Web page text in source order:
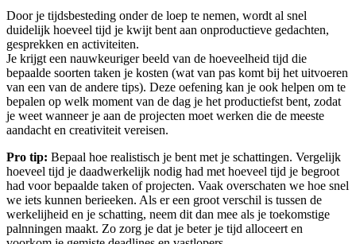
Door je tijdsbesteding onder de loep te nemen, wordt al snel
duidelijk hoeveel tijd je kwijt bent aan onproductieve gedachten,
gesprekken en activiteiten.
Je krijgt een nauwkeuriger beeld van de hoeveelheid tijd die
bepaalde soorten taken je kosten (wat van pas komt bij het uitvoeren
van een van de andere tips). Deze oefening kan je ook helpen om te
bepalen op welk moment van de dag je het productiefst bent, zodat
je weet wanneer je aan de projecten moet werken die de meeste
aandacht en creativiteit vereisen.
Pro tip: Bepaal hoe realistisch je bent met je schattingen. Vergelijk
hoeveel tijd je daadwerkelijk nodig had met hoeveel tijd je begroot
had voor bepaalde taken of projecten. Vaak overschaten we hoe snel
we iets kunnen berieeken. Als er een groot verschil is tussen de
werkelijheid en je schatting, neem dit dan mee als je toekomstige
palnningen maakt. Zo zorg je dat je beter je tijd alloceert en